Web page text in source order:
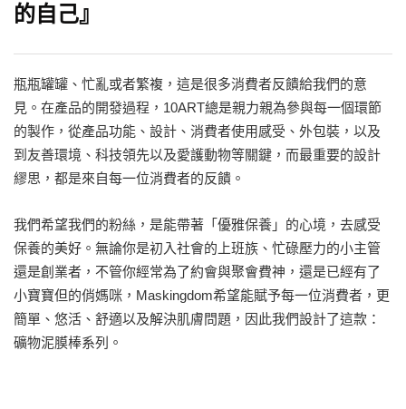
的自己』
瓶瓶罐罐、忙亂或者繁複，這是很多消費者反饋給我們的意
見。在產品的開發過程，10ART總是親力親為參與每一個環節
的製作，從產品功能、設計、消費者使用感受、外包裝，以及
到友善環境、科技領先以及愛護動物等關鍵，而最重要的設計
繆思，都是來自每一位消費者的反饋。
我們希望我們的粉絲，是能帶著「優雅保養」的心境，去感受
保養的美好。無論你是初入社會的上班族、忙碌壓力的小主管
還是創業者，不管你經常為了約會與聚會費神，還是已經有了
小寶寶但的俏媽咪，Maskingdom希望能賦予每一位消費者，更
簡單、悠活、舒適以及解決肌膚問題，因此我們設計了這款：
礦物泥膜棒系列。